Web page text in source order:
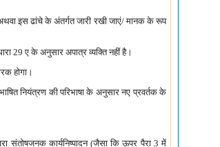
इस ढांचे के अंतर्गत जारी रखी जाएं/ मानक के रूप
29 ए के अनुसार अपात्र व्यक्ति नहीं है।
होगा।
नियंत्रण की परिभाषा के अनुसार नए प्रवर्तक के
संतोषजनक कार्यनिष्पादन (जैसा कि ऊपर पैरा 3 में